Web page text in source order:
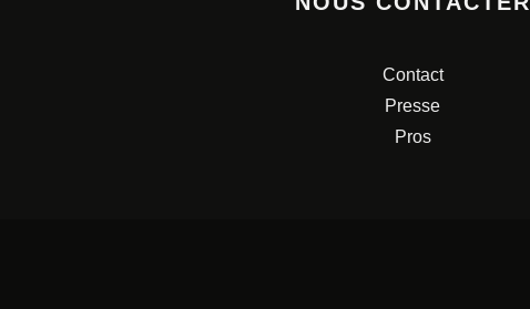
Contact
Presse
Pros